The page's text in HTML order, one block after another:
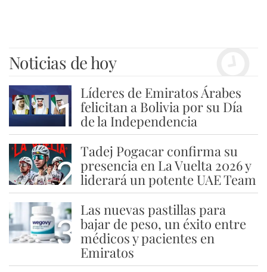
Noticias de hoy
1
Líderes de Emiratos Árabes
felicitan a Bolivia por su Día
de la Independencia
2
Tadej Pogacar confirma su
presencia en La Vuelta 2026 y
liderará un potente UAE Team
3
Las nuevas pastillas para
bajar de peso, un éxito entre
médicos y pacientes en
Emiratos